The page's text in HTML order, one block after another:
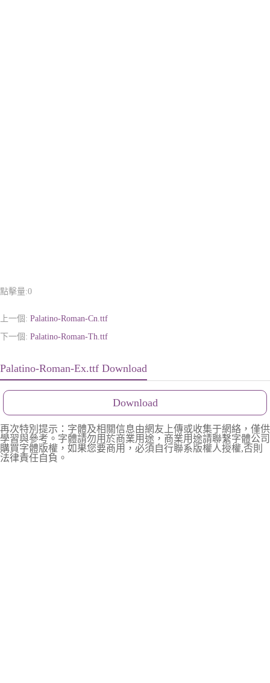
點擊量:0
上一個: Palatino-Roman-Cn.ttf
下一個: Palatino-Roman-Th.ttf
Palatino-Roman-Ex.ttf Download
Download
再次特別提示：字體及相關信息由網友上傳或收集于網絡，僅供
學習與參考。字體請勿用於商業用途，商業用途請聯繫字體公司
購買字體版權，如果您要商用，必須自行聯系版權人授權,否則
法律責任自負。